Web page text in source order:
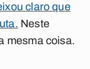
claro que
Neste
mesma coisa.